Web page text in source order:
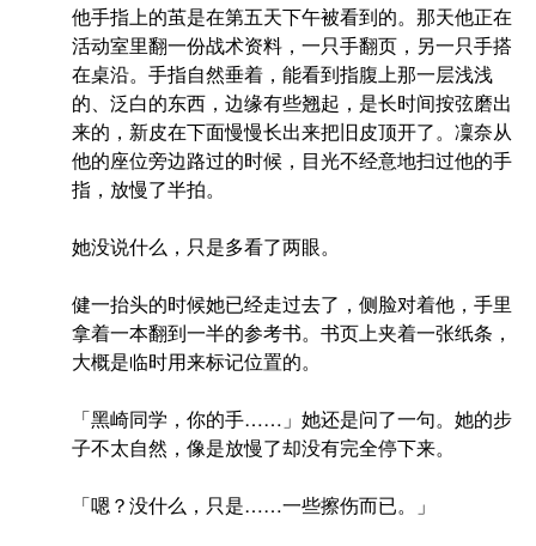
他手指上的茧是在第五天下午被看到的。那天他正在
活动室里翻一份战术资料，一只手翻页，另一只手搭
在桌沿。手指自然垂着，能看到指腹上那一层浅浅
的、泛白的东西，边缘有些翘起，是长时间按弦磨出
来的，新皮在下面慢慢长出来把旧皮顶开了。凜奈从
他的座位旁边路过的时候，目光不经意地扫过他的手
指，放慢了半拍。
她没说什么，只是多看了两眼。
健一抬头的时候她已经走过去了，侧脸对着他，手里
拿着一本翻到一半的参考书。书页上夹着一张纸条，
大概是临时用来标记位置的。
「黑崎同学，你的手……」她还是问了一句。她的步
子不太自然，像是放慢了却没有完全停下来。
「嗯？没什么，只是……一些擦伤而已。」